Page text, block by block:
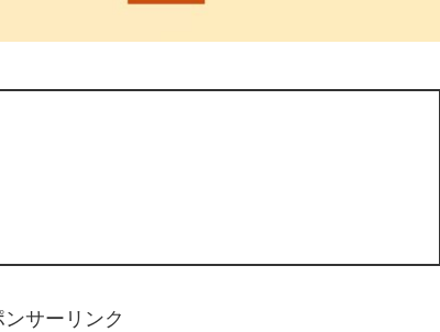
ンサーリンク